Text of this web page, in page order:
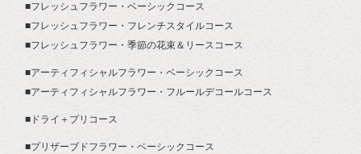
■フレッシュフラワー・ベーシックコース
■フレッシュフラワー・フレンチスタイルコース
■フレッシュフラワー・季節の花束＆リースコース
■アーティフィシャルフラワー・ベーシックコース
■アーティフィシャルフラワー・フルールデコールコース
■ドライ＋プリコース
■プリザーブドフラワー・ベーシックコース